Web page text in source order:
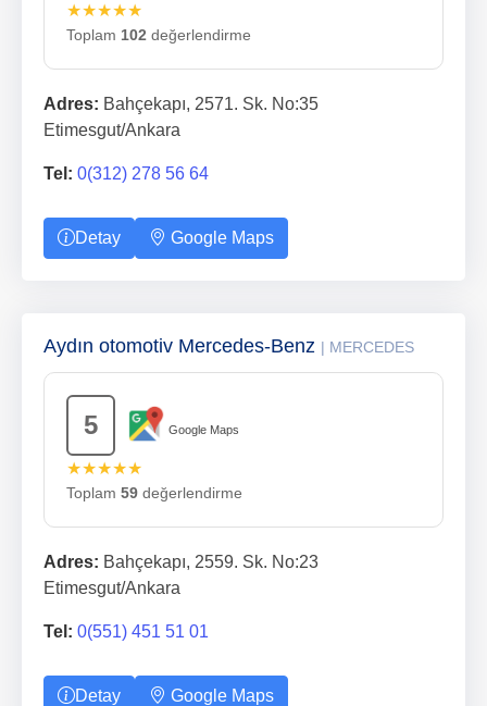
★★★★★
Toplam 102 değerlendirme
Adres: Bahçekapı, 2571. Sk. No:35
Etimesgut/Ankara
Tel: 0(312) 278 56 64
Detay Google Maps
Aydın otomotiv Mercedes-Benz | MERCEDES
5 Google Maps
★★★★★
Toplam 59 değerlendirme
Adres: Bahçekapı, 2559. Sk. No:23
Etimesgut/Ankara
Tel: 0(551) 451 51 01
Detay Google Maps